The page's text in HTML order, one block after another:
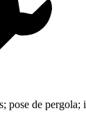
pose de pergola;